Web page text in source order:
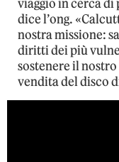
viaggio in cerca
dice l’ong.
nostra missione:
diritti dei più
sostenere il
vendita del disco